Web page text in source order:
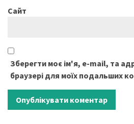
Сайт
Зберегти моє ім'я, e-mail, та
браузері для моїх подальших